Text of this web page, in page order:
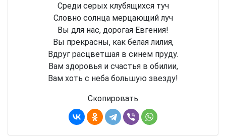
Среди серых клубящихся туч
Словно солнца мерцающий луч
Вы для нас, дорогая Евгения!
Вы прекрасны, как белая лилия,
Вдруг расцветшая в синем пруду.
Вам здоровья и счастья в обилии,
Вам хоть с неба большую звезду!
Скопировать